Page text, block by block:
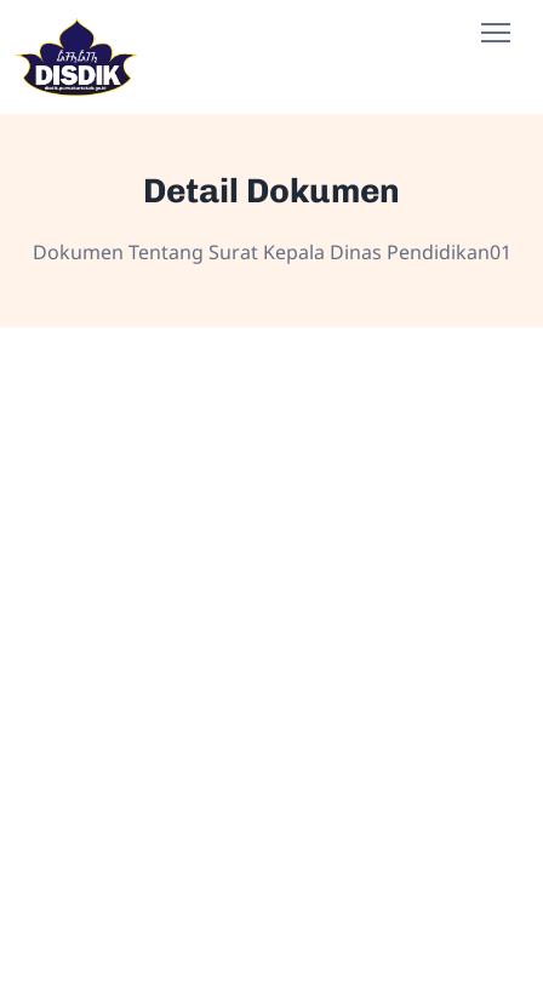
Detail Dokumen
Dokumen Tentang Surat Kepala Dinas Pendidikan01